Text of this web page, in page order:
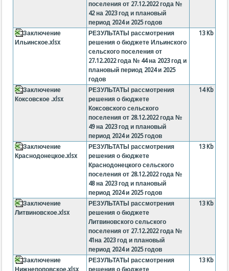
поселения от 27.12.2022 года №
42 на 2023 год и плановый
период 2024 и 2025 годов
Заключение
Ильинское.xlsx
РЕЗУЛЬТАТЫ рассмотрения
решения о бюджете Ильинского
сельского поселения от
27.12.2022 года № 44 на 2023 год и
плановый период 2024 и 2025
годов
13 Kb
Заключение
Коксовское .xlsx
РЕЗУЛЬТАТЫ рассмотрения
решения о бюджете
Коксовского сельского
поселения от 28.12.2022 года №
49 на 2023 год и плановый
период 2024 и 2025 годов
14 Kb
Заключение
Краснодонецкое.xlsx
РЕЗУЛЬТАТЫ рассмотрения
решения о бюджете
Краснодонецкого сельского
поселения от 28.12.2022 года №
48 на 2023 год и плановый
период 2024 и 2025 годов
13 Kb
Заключение
Литвиновское.xlsx
РЕЗУЛЬТАТЫ рассмотрения
решения о бюджете
Литвиновского сельского
поселения от 27.12.2022 года №
41на 2023 год и плановый
период 2024 и 2025 годов
13 Kb
Заключение
Нижнепоповское.xlsx
РЕЗУЛЬТАТЫ рассмотрения
решения о бюджете
13 Kb